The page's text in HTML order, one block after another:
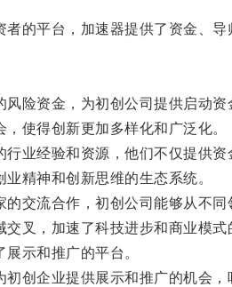
平台，加速器提供了资金、导
资金，为初创公司提供启动资
使得创新更加多样化和广泛化。
经验和资源，他们不仅提供资
精神和创新思维的生态系统。
流合作，初创公司能够从不同
，加速了科技进步和商业模式
示和推广的平台。
企业提供展示和推广的机会，